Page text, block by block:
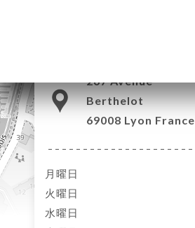
267 Avenue
Berthelot
69008 Lyon France
月曜日
火曜日
水曜日